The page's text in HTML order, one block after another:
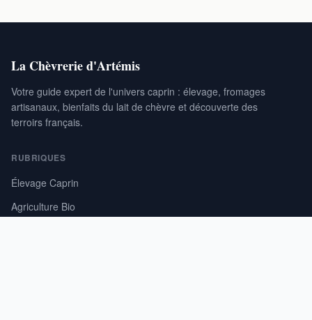
La Chèvrerie d'Artémis
Votre guide expert de l'univers caprin : élevage, fromages
artisanaux, bienfaits du lait de chèvre et découverte des
terroirs français.
RUBRIQUES
Élevage Caprin
Agriculture Bio